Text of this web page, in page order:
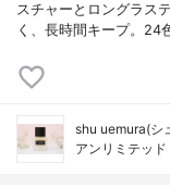
スチャーとロングラス
く、長時間キープ。24
shu uemura(シ
アンリミテッ